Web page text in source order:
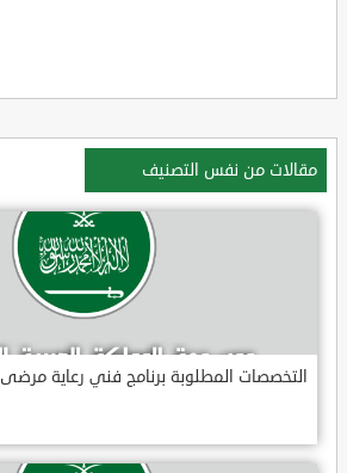
مقالات من نفس التصنيف
التخصصات المطلوبة برنامج فني رعاية مرضى 3